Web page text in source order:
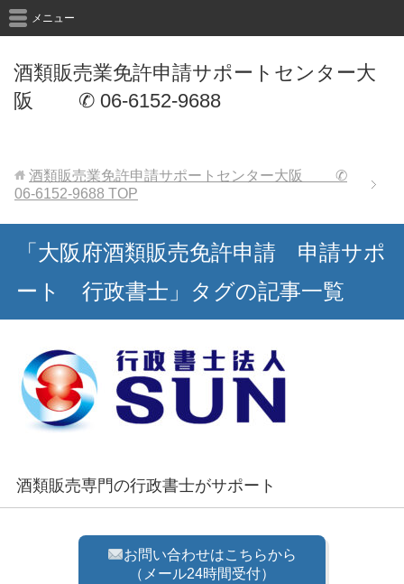
酒類販売業免許申請サポートセンター大
阪 ✆ 06-6152-9688
メニュー
酒類販売業免許申請サポートセンター大阪 ✆
06-6152-9688 TOP
「大阪府酒類販売免許申請 申請サポ
ート 行政書士」タグの記事一覧
酒類販売専門の行政書士がサポート
お問い合わせはこちらから
（メール24時間受付）